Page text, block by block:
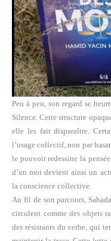
Peu à peu, son regard se
Silence. Cette structure
elle les fait disparaître.
l’usage collectif, non par
le pouvoir redessine la
d’un mot devient ainsi un
la conscience collective.
Au fil de son parcours,
circulent comme des objets
des résistants du verbe, qui